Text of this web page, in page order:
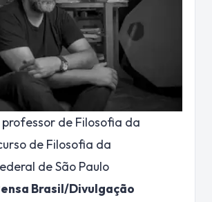
professor de Filosofia da
de Filosofia da
de São Paulo
Brasil/Divulgação